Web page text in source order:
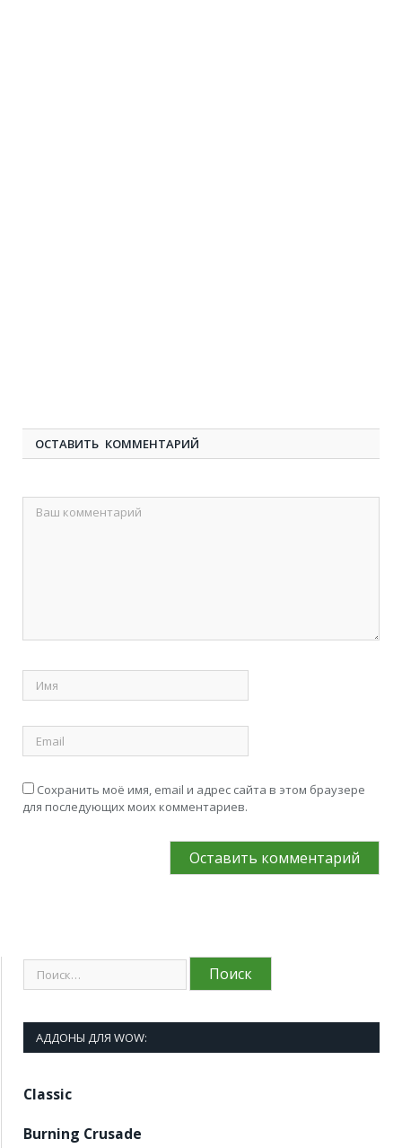
ОСТАВИТЬ КОММЕНТАРИЙ
Сохранить моё имя, email и адрес сайта в этом браузере
для последующих моих комментариев.
АДДОНЫ ДЛЯ WOW:
Classic
Burning Crusade